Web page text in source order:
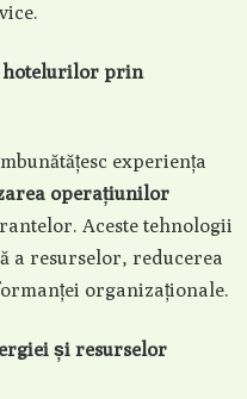
hotelurilor prin
experiența
operațiunilor
Aceste tehnologii
a resurselor, reducerea
organizaționale.
și resurselor